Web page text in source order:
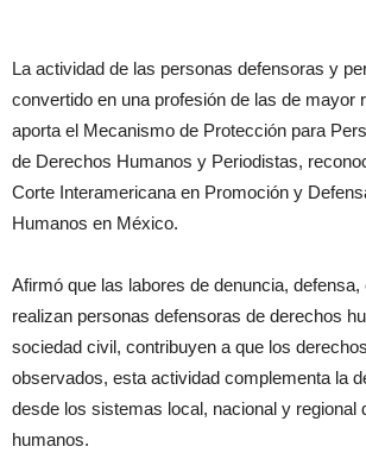
La actividad de las personas defensoras y
convertido en una profesión de las de mayor
aporta el Mecanismo de Protección para
de Derechos Humanos y Periodistas,
Corte Interamericana en Promoción y
Humanos en México.
Afirmó que las labores de denuncia, defensa,
realizan personas defensoras de derechos
sociedad civil, contribuyen a que los
observados, esta actividad complementa la
desde los sistemas local, nacional y regional
humanos.